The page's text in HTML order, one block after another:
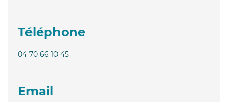
Téléphone
04 70 66 10 45
Email